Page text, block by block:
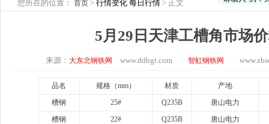
您所在的位置： 首页 > 行情变化 每日行情 > 正文
5月29日天津工槽角市场
来源： 大东北钢铁网 www.ddbgt.com 智虹钢铁网
品名 规格（mm） 材质
产地
槽钢
25# Q235B
唐山电力
槽钢
22# Q235B
唐山电力